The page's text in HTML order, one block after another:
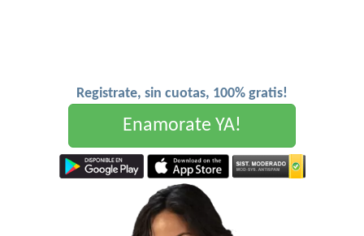
Registrate, sin cuotas, 100% gratis!
Enamorate YA!